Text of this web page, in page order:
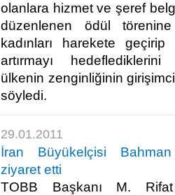
olanlara hizmet ve şeref
düzenlenen ödül
kadınları harekete geçirip
artırmayı hedeflediklerini
ülkenin zenginliğinin
söyledi. ​
29.01.2011
İran Büyükelçisi
ziyaret etti
TOBB Başkanı M.